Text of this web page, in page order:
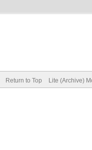
Return to Top Lite (Archive)